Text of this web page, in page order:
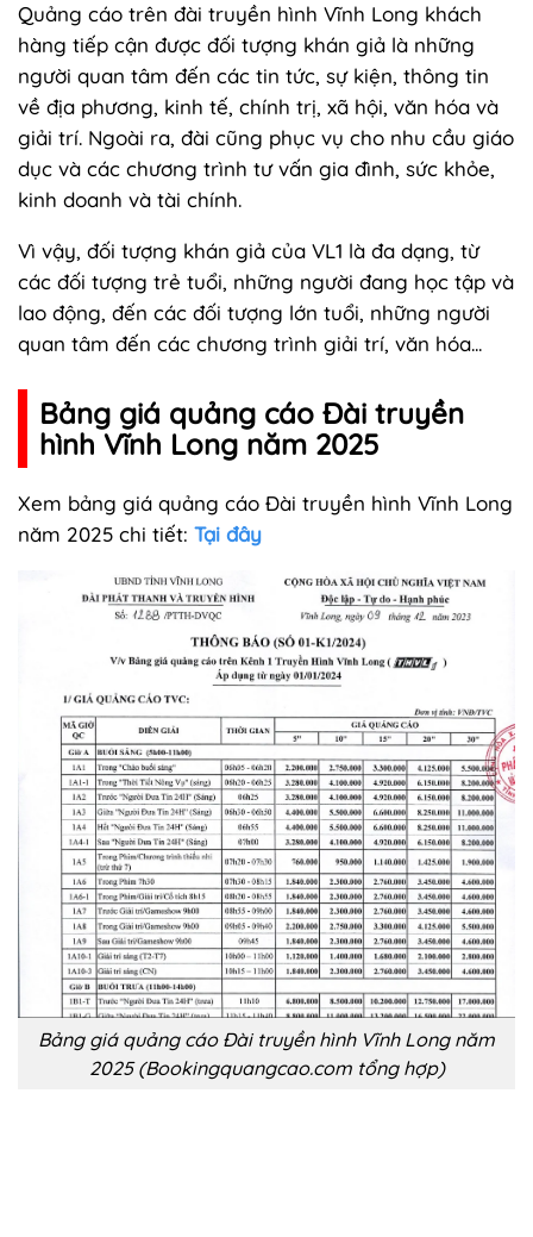
Quảng cáo trên đài truyền hình Vĩnh Long khách
hàng tiếp cận được đối tượng khán giả là những
người quan tâm đến các tin tức, sự kiện, thông tin
về địa phương, kinh tế, chính trị, xã hội, văn hóa và
giải trí. Ngoài ra, đài cũng phục vụ cho nhu cầu giáo
dục và các chương trình tư vấn gia đình, sức khỏe,
kinh doanh và tài chính.
Vì vậy, đối tượng khán giả của VL1 là đa dạng, từ
các đối tượng trẻ tuổi, những người đang học tập và
lao động, đến các đối tượng lớn tuổi, những người
quan tâm đến các chương trình giải trí, văn hóa...
Bảng giá quảng cáo Đài truyền
hình Vĩnh Long năm 2025
Xem bảng giá quảng cáo Đài truyền hình Vĩnh Long
năm 2025 chi tiết: Tại đây
Bảng giá quảng cáo Đài truyền hình Vĩnh Long năm
2025 (Bookingquangcao.com tổng hợp)